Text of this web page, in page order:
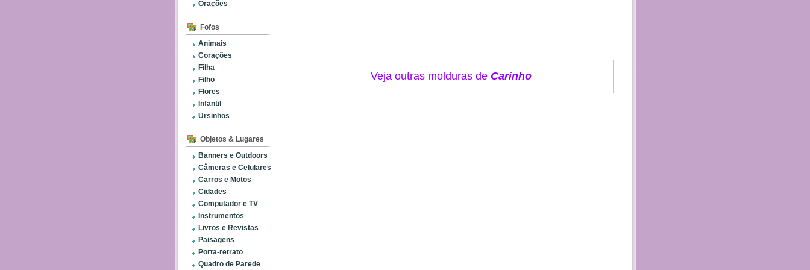
Orações
Fofos
Animais
Corações
Filha
Filho
Flores
Infantil
Ursinhos
Objetos & Lugares
Banners e Outdoors
Câmeras e Celulares
Carros e Motos
Cidades
Computador e TV
Instrumentos
Livros e Revistas
Paisagens
Porta-retrato
Quadro de Parede
Veja outras molduras de Carinho